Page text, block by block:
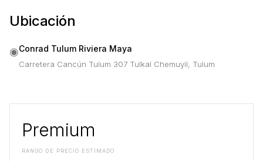
Ubicación
◉Conrad Tulum Riviera Maya
Carretera Cancún Tulum 307 Tulkal Chemuyil, Tulum
Premium
RANGO DE PRECIO ESTIMADO